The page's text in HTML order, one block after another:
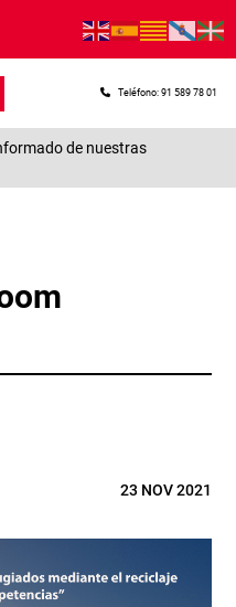
Teléfono: 91 589 78 01
de nuestras
Telegram23 NOV 2021